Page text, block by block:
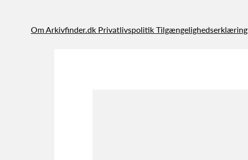
Om Arkivfinder.dk Privatlivspolitik Tilgængelighedserklæring